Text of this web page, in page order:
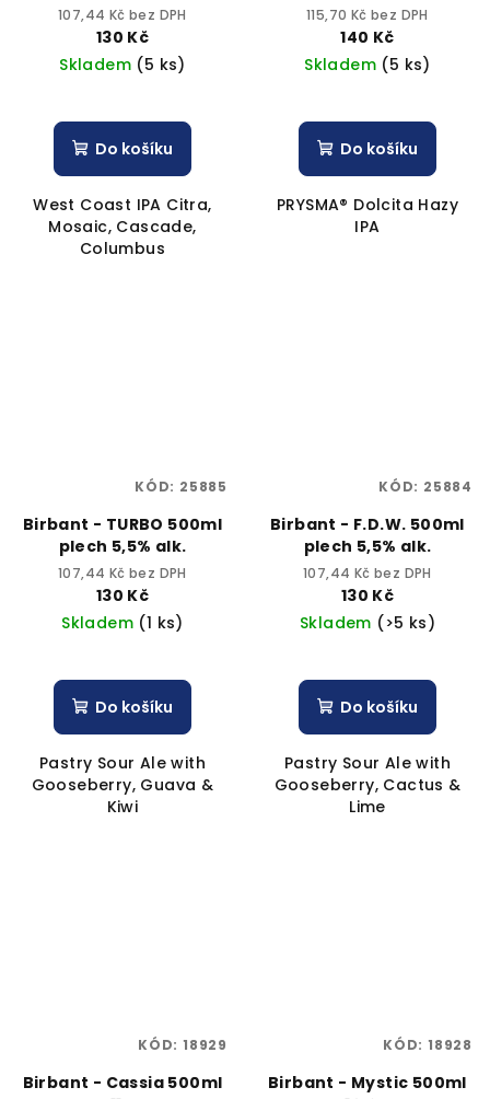
107,44 Kč bez DPH
130 Kč
Skladem (5 ks)
Do košíku
West Coast IPA Citra,
Mosaic, Cascade,
Columbus
115,70 Kč bez DPH
140 Kč
Skladem (5 ks)
Do košíku
PRYSMA® Dolcita Hazy
IPA
Birbant - TURBO 500ml
plech 5,5% alk.
107,44 Kč bez DPH
130 Kč
Skladem (1 ks)
Do košíku
Pastry Sour Ale with
Gooseberry, Guava &
Kiwi
KÓD: 25885
Birbant - F.D.W. 500ml
plech 5,5% alk.
107,44 Kč bez DPH
130 Kč
Skladem (>5 ks)
Do košíku
Pastry Sour Ale with
Gooseberry, Cactus &
Lime
KÓD: 25884
Birbant - Cassia 500ml
KÓD: 18929
Birbant - Mystic 500ml
KÓD: 18928